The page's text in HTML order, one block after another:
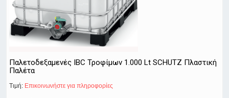
Παλετοδεξαμενές IBC Τροφίμων 1.000 Lt SCHUTZ Πλαστική
Παλέτα
Τιμή: Eπικοινωνήστε για πληροφορίες